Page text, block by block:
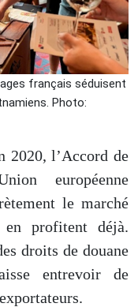
français séduisent
Photo:
2020, l’Accord de
européenne
le marché
en profitent déjà.
droits de douane
entrevoir de